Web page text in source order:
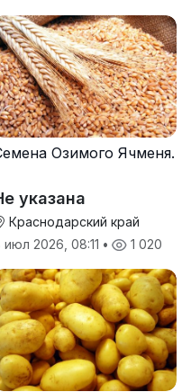
Озимого Ячменя.
указана
Краснодарский край
июл 2026, 08:11 • 1 020